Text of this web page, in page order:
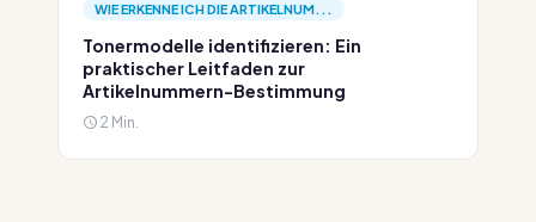
WIE ERKENNE ICH DIE ARTIKELNUM...
Tonermodelle identifizieren: Ein
praktischer Leitfaden zur
Artikelnummern-Bestimmung
2 Min.